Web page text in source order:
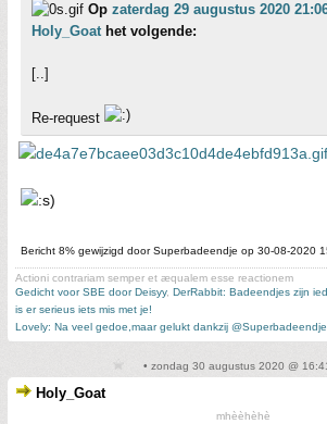
Op zaterdag 29 augustus 2020
Holy_Goathet volgende:
[..]
Re-request
Bericht 8% gewijzigd door Superbadeendje op 30-08-2020
Actioni contrariam semper et æqualem esse reactionem
Gedicht voor SBE door Deisyy, DerRabbit: Badeendjes zijn
is er serieus iets mis met je!
Lovely: Na veel gedoe,maar gelukt dankzij @Superbadeendje
• zondag 30 augustus 2020 @
Holy_Goat
mhèèhèhè